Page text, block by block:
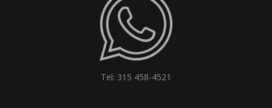
Tel: 315 458-4521